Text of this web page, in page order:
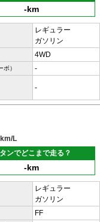
-km
レギュラー
ガソリン
4WD
ボ） -
-
L
ンでどこまで走る？
-km
レギュラー
ガソリン
FF